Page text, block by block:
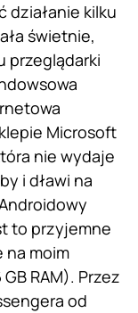
działanie kilku
świetnie,
przeglądarki
Microsoft
nie wydaje
i dławi na
to przyjemne
moim
RAM). Przez
od